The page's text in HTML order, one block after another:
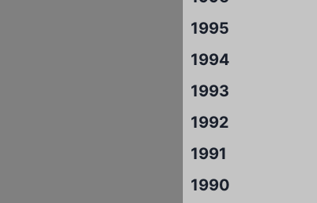
1995
1994
1993
1992
1991
1990